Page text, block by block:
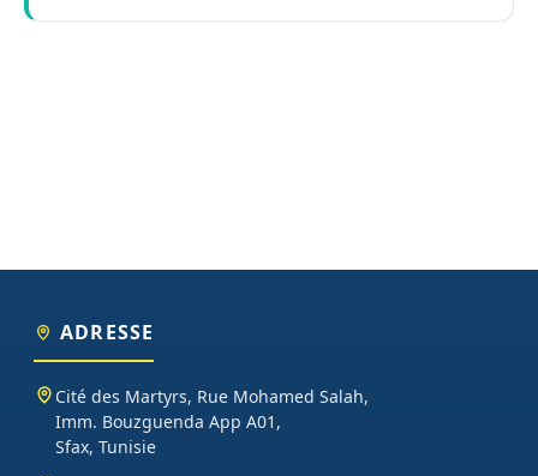
ADRESSE
Cité des Martyrs, Rue Mohamed Salah,
Imm. Bouzguenda App A01,
Sfax, Tunisie